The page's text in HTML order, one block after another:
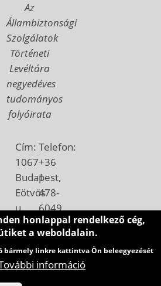
Az
Állambiztonsági
Szolgálatok
Történeti
Levéltára
negyedéves
tudományos
folyóirata
Cím:
1067
Budapest,
Eötvös
u.
7.
Postacím:
1410
Budapest,
Telefon:
+36
1
478-
6049
Email:
betekinto@abtl.hu
honlappal rendelkező cég,
a weboldalain.
bármely linkre kattintva Ön beleegyezését
információ